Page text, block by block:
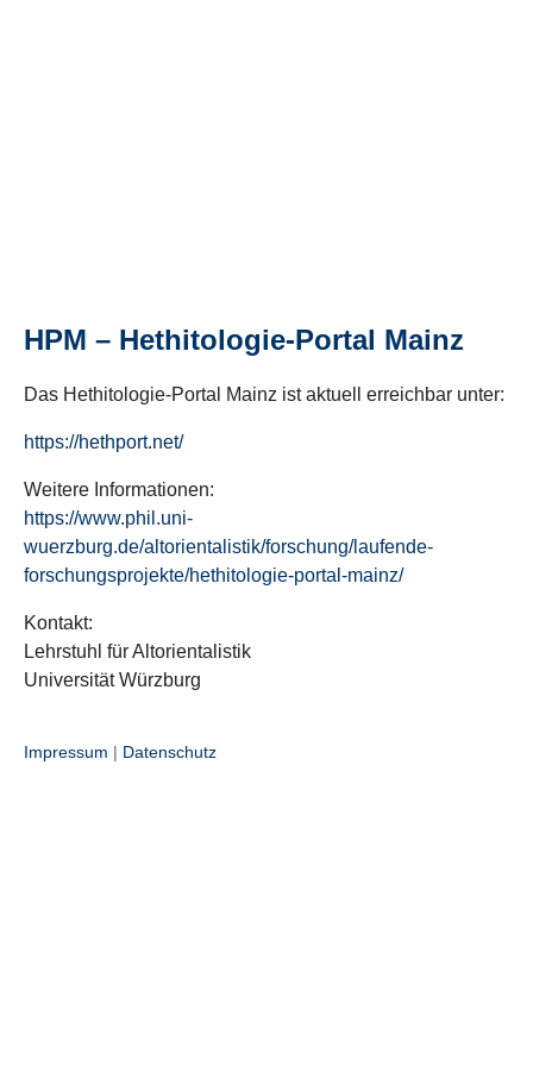
HPM – Hethitologie-Portal Mainz
Das Hethitologie-Portal Mainz ist aktuell erreichbar unter:
https://hethport.net/
Weitere Informationen:
https://www.phil.uni-
wuerzburg.de/altorientalistik/forschung/laufende-
forschungsprojekte/hethitologie-portal-mainz/
Kontakt:
Lehrstuhl für Altorientalistik
Universität Würzburg
Impressum | Datenschutz